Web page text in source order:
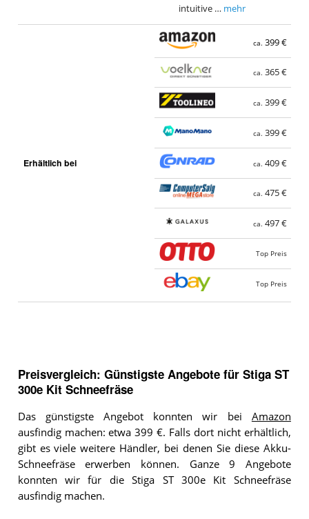
intuitive … mehr
Erhältlich bei
ca. 399 €
ca. 365 €
ca. 399 €
ca. 399 €
ca. 409 €
ca. 475 €
ca. 497 €
Top Preis
Top Preis
Preisvergleich: Günstigste Angebote für Stiga ST
300e Kit Schneefräse
Das günstigste Angebot konnten wir bei Amazon
ausfindig machen: etwa 399 €. Falls dort nicht erhältlich,
gibt es viele weitere Händler, bei denen Sie diese Akku-
Schneefräse erwerben können. Ganze 9 Angebote
konnten wir für die Stiga ST 300e Kit Schneefräse
ausfindig machen.